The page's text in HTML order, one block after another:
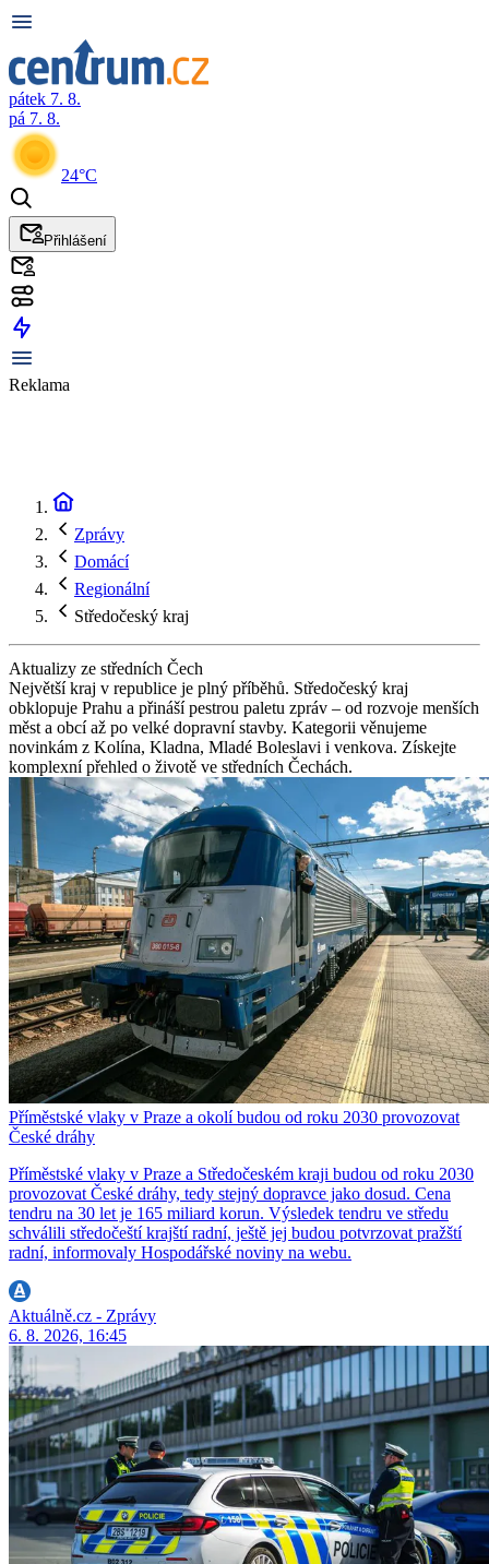
pátek 7. 8.
pá 7. 8.
24°C
Přihlášení
Reklama
Zprávy
Domácí
Regionální
Středočeský kraj
Aktualizy ze středních Čech
Největší kraj v republice je plný příběhů. Středočeský kraj
obklopuje Prahu a přináší pestrou paletu zpráv – od rozvoje menších
měst a obcí až po velké dopravní stavby. Kategorii věnujeme
novinkám z Kolína, Kladna, Mladé Boleslavi i venkova. Získejte
komplexní přehled o životě ve středních Čechách.
Příměstské vlaky v Praze a okolí budou od roku 2030 provozovat
České dráhy
Příměstské vlaky v Praze a Středočeském kraji budou od roku 2030
provozovat České dráhy, tedy stejný dopravce jako dosud. Cena
tendru na 30 let je 165 miliard korun. Výsledek tendru ve středu
schválili středočeští krajští radní, ještě jej budou potvrzovat pražští
radní, informovaly Hospodářské noviny na webu.
Aktuálně.cz - Zprávy
6. 8. 2026, 16:45